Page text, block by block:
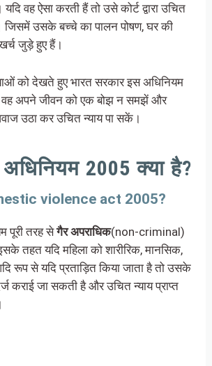
वह ऐसा करती हैं तो उसे कोर्ट द्वारा उचित
जिसमें उसके बच्चे का पालन पोषण, घर की
जुड़े हुए हैं।
को देखते हुए भारत सरकार इस अधिनियम
अपने जीवन को एक बोझ न समझें और
उठा कर उचित न्याय पा सकें।
2005 क्या है?
violence act 2005?
पूरी तरह सेगैर अपराधिक(non-criminal)
तहत यदि महिला को शारीरिक, मानसिक,
रूप से यदि प्रताड़ित किया जाता है तो उसके
कराई जा सकती है और उचित न्याय प्राप्त